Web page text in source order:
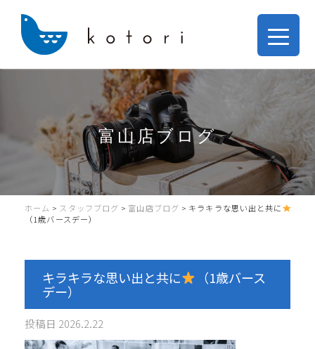
富山店ブログ
ホーム > スタッフブログ > 富山店ブログ > キラキラな思い出と共に
（1歳バースデー）
キラキラな思い出と共に （1歳バース
デー）
投稿日 2026.2.22